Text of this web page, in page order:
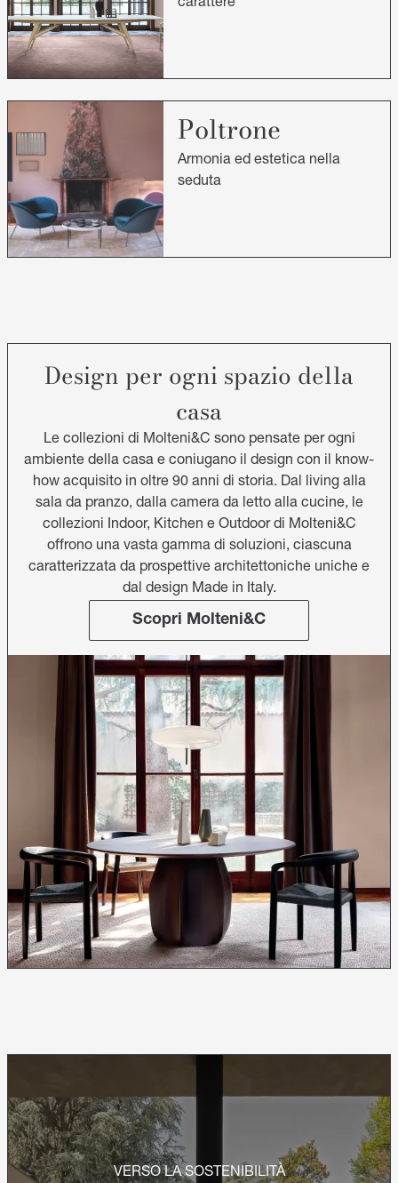
carattere
Poltrone
Armonia ed estetica nella
seduta
Design per ogni spazio della
casa
Le collezioni di Molteni&C sono pensate per ogni
ambiente della casa e coniugano il design con il know-
how acquisito in oltre 90 anni di storia. Dal living alla
sala da pranzo, dalla camera da letto alla cucine, le
collezioni Indoor, Kitchen e Outdoor di Molteni&C
offrono una vasta gamma di soluzioni, ciascuna
caratterizzata da prospettive architettoniche uniche e
dal design Made in Italy.
Scopri Molteni&C
VERSO LA SOSTENIBILITÀ